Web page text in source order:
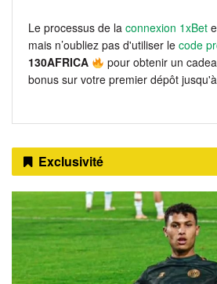
Le processus de la connexion 1xBet
mais n’oubliez pas d'utiliser le code
130AFRICA
pour obtenir un
bonus sur votre premier dépôt jusqu'à
Exclusivité